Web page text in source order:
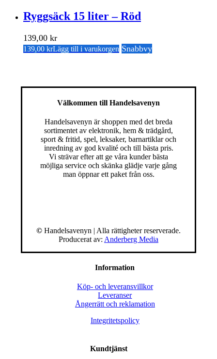
Ryggsäck 15 liter – Röd
139,00 kr
139,00 krLägg till i varukorgen Snabbvy
Välkommen till Handelsavenyn
Handelsavenyn är shoppen med det breda
sortimentet av elektronik, hem & trädgård,
sport & fritid, spel, leksaker, barnartiklar och
inredning av god kvalité och till bästa pris.
Vi strävar efter att ge våra kunder bästa
möjliga service och skänka glädje varje gång
man öppnar ett paket från oss.
© Handelsavenyn | Alla rättigheter reserverade.
Producerat av: Anderberg Media
Information
Köp- och leveransvillkor
Leveranser
Ångerrätt och reklamation
Integritetspolicy
Kundtjänst